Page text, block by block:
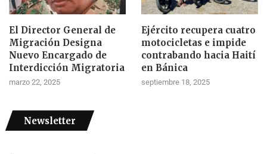
El Director General de
Migración Designa
Nuevo Encargado de
Interdicción Migratoria
marzo 22, 2025
Ejército recupera cuatro
motocicletas e impide
contrabando hacia Haití
en Bánica
septiembre 18, 2025
Newsletter